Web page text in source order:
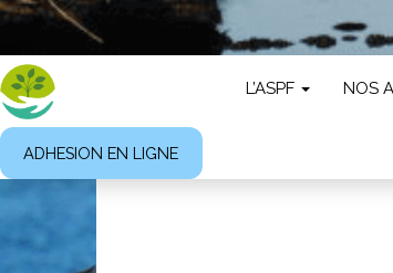
L’ASPF NOS
ADHESION EN LIGNE